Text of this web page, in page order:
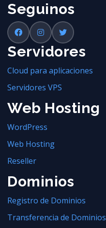
Seguinos
Servidores
Cloud para aplicaciones
Servidores VPS
Web Hosting
WordPress
Web Hosting
Reseller
Dominios
Registro de Dominios
Transferencia de Dominios